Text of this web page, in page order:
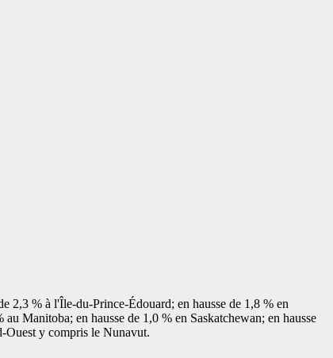
2,3 % à l'Île-du-Prince-Édouard; en hausse de 1,8 % en
Manitoba; en hausse de 1,0 % en Saskatchewan; en hausse
Ouest y compris le Nunavut.